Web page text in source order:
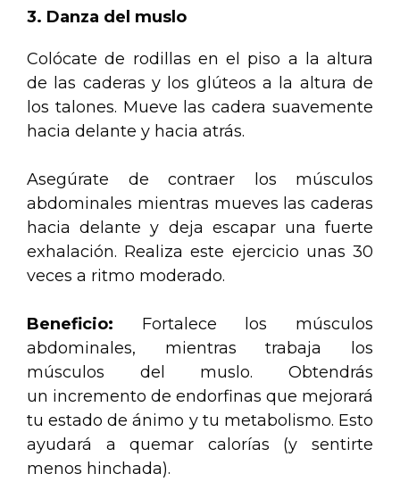
3. Danza del muslo
Colócate de rodillas en el piso a la altura
de las caderas y los glúteos a la altura de
los talones. Mueve las cadera suavemente
hacia delante y hacia atrás.
Asegúrate de contraer los músculos
abdominales mientras mueves las caderas
hacia delante y deja escapar una fuerte
exhalación. Realiza este ejercicio unas 30
veces a ritmo moderado.
Beneficio: Fortalece los músculos
abdominales, mientras trabaja los
músculos del muslo. Obtendrás
un incremento de endorfinas que mejorará
tu estado de ánimo y tu metabolismo. Esto
ayudará a quemar calorías (y sentirte
menos hinchada).